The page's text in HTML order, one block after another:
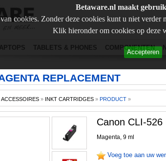
Betaware.nl maakt
cookies. Zonder deze cookies kunt u niet
Klik hieronder om cookies op deze
Accepteren
TABLETS & PHONES COMPONENTEN
REPLACEMENT
ACCESSOIRES » INKT CARTRIDGES » PRODUCT »
Canon CLI-
Magenta, 9 ml
Voeg toe aan uw